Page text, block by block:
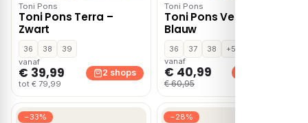
Toni Pons
Toni Pons Terra –
Zwart
36 38
39
vanaf
€ 39,99
tot € 79,99
2 shops
Toni Pons
Toni Pons Verdi-v –
Blauw
36 37 38
+5
vanaf
€ 40,99
€ 60,95
−33% −28%